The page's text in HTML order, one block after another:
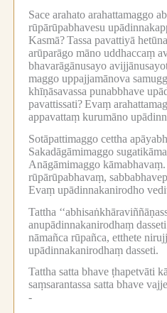
Sace arahato arahattamaggo
rūpārūpabhavesu
Kasmā?Tassa pavattiyā
arūparāgo māno uddhaccaṃ
bhavarāgānusayo
maggo uppajjamānova
khīṇāsavassa punabbhave
pavattissati?Evaṃ
appavattaṃ kurumāno
Sotāpattimaggo cettha
Sakadāgāmimaggo
Anāgāmimaggo kāmabhavaṃ.
rūpārūpabhavaṃ,
Evaṃ upādinnakanirodho
Tattha
anupādinnakanirodhaṃ
nāmañca rūpañca, etthete
upādinnakanirodhaṃ dasseti.
Tattha satta bhave ṭhapetvāti
saṃsarantassa satta bhave
-